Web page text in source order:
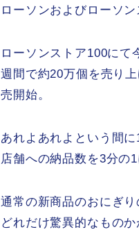
ローソンおよびローソ
ローソンストア100にて
週間で約20万個を売り
売開始。
あれよあれよという間
店舗への納品数を3分の
通常の新商品のおにぎ
どれだけ驚異的なものか